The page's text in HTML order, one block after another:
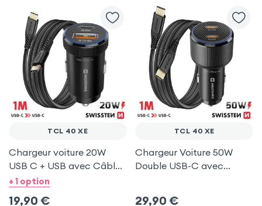
TCL 40 XE
Chargeur voiture 20W
USB C + USB avec Câble
type C Swissten pour TCL
+ 1 option
19,90 €
TCL 40 XE
Chargeur Voiture 50W
Double USB-C avec
29,90 €